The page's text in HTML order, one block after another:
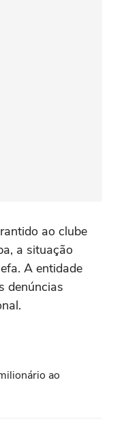
ao clube
a situação
A entidade
denúncias
ao